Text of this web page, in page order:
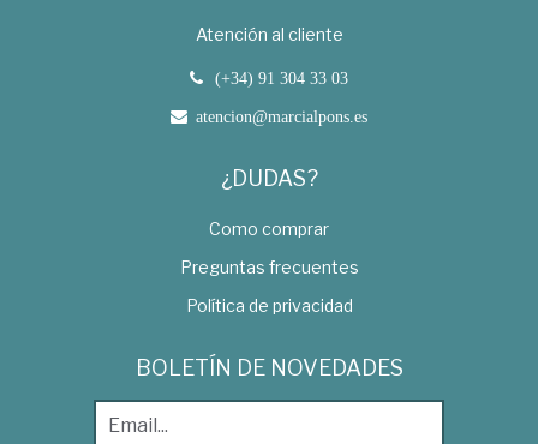
Atención al cliente
(+34) 91 304 33 03
atencion@marcialpons.es
¿DUDAS?
Como comprar
Preguntas frecuentes
Política de privacidad
BOLETÍN DE NOVEDADES